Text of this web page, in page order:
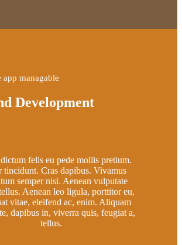
managable
Development
felis eu pede mollis pretium.
tincidunt. Cras dapibus. Vivamus
semper nisi. Aenean vulputate
Aenean leo ligula, porttitor eu,
vitae, eleifend ac, enim. Aliquam
dapibus in, viverra quis, feugiat a,
tellus.